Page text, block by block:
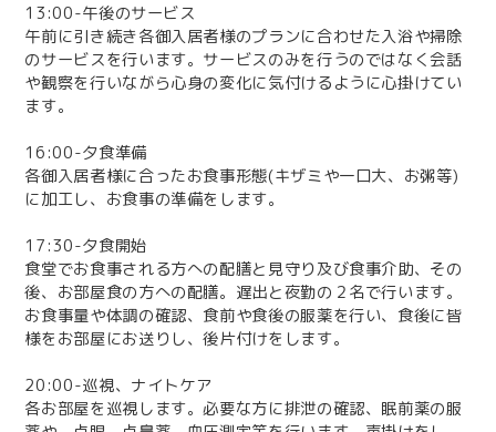
13:00-午後のサービス
午前に引き続き各御入居者様のプランに合わせた入浴や掃除
のサービスを行います。サービスのみを行うのではなく会話
や観察を行いながら心身の変化に気付けるように心掛けてい
ます。
16:00-夕食準備
各御入居者様に合ったお食事形態(キザミや一口大、お粥等)
に加工し、お食事の準備をします。
17:30-夕食開始
食堂でお食事される方への配膳と見守り及び食事介助、その
後、お部屋食の方への配膳。遅出と夜勤の２名で行います。
お食事量や体調の確認、食前や食後の服薬を行い、食後に皆
様をお部屋にお送りし、後片付けをします。
20:00-巡視、ナイトケア
各お部屋を巡視します。必要な方に排泄の確認、眠前薬の服